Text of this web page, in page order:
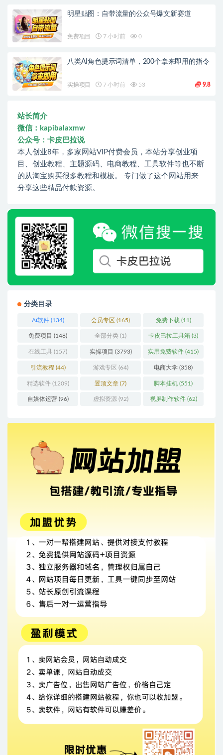
明星贴图：自带流量的公众号爆文新赛道
免费项目 7 小时前 0
八类AI角色提示词清单，200个拿来即用的指令
实操项目 7 小时前 53 9.8
站长简介
微信：kapibalaxmw
公众号：卡皮巴拉说
本人创业8年，多家网站VIP付费会员，本站分享创业项
目、创业教程、主题源码、电商教程、工具软件等也不断
的从淘宝购买很多教程和模板。 专门做了这个网站用来
分享这些精品付款资源。
分类目录
Ai软件(134) 会员专区 (165) 免费下载 (11)
免费项目 (148) 全部分类 (1) 卡皮巴拉工具箱 (3)
在线工具 (157) 实操项目 (3793) 实用免费软件 (415)
引流教程 (44) 游戏专区 (64) 电商大学 (358)
精选软件(1209) 置顶文章 (7) 脚本挂机 (551)
自媒体运营(96) 虚拟资源(92) 视屏制作软件(62)